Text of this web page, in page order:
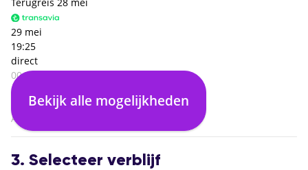
29 mei
19:25
direct
00:55
Las Palmas (LPA)
04:30
Amsterdam (AMS)
Bekijk alle mogelijkheden
3. Selecteer verblijf